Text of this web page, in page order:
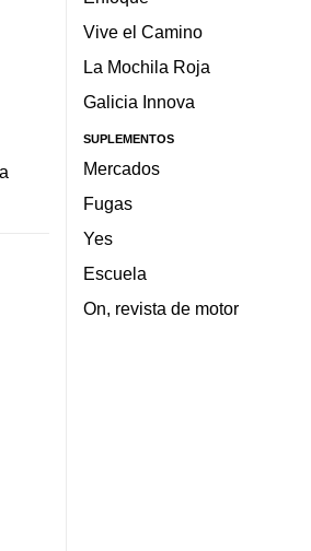
Vive el Camino
La Mochila Roja
Galicia Innova
SUPLEMENTOS
Mercados
Fugas
Yes
Escuela
On, revista de motor